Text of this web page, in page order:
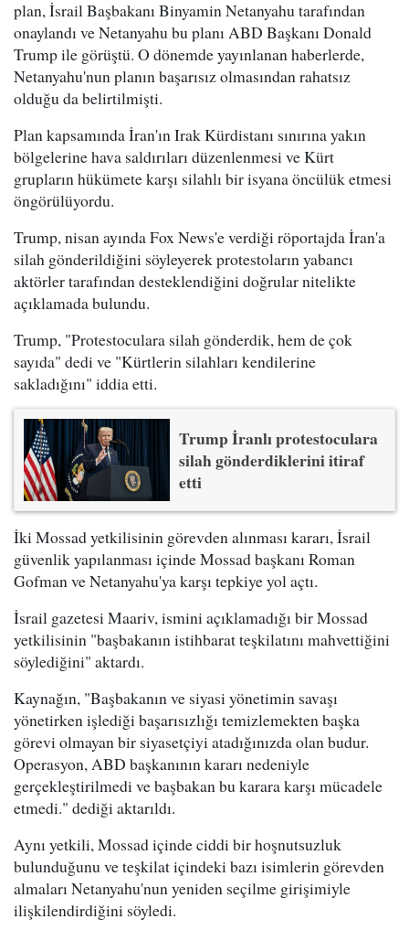
plan, İsrail Başbakanı Binyamin Netanyahu tarafından
onaylandı ve Netanyahu bu planı ABD Başkanı Donald
Trump ile görüştü. O dönemde yayınlanan haberlerde,
Netanyahu'nun planın başarısız olmasından rahatsız
olduğu da belirtilmişti.
Plan kapsamında İran'ın Irak Kürdistanı sınırına yakın
bölgelerine hava saldırıları düzenlenmesi ve Kürt
grupların hükümete karşı silahlı bir isyana öncülük etmesi
öngörülüyordu.
Trump, nisan ayında Fox News'e verdiği röportajda İran'a
silah gönderildiğini söyleyerek protestoların yabancı
aktörler tarafından desteklendiğini doğrular nitelikte
açıklamada bulundu.
Trump, "Protestoculara silah gönderdik, hem de çok
sayıda" dedi ve "Kürtlerin silahları kendilerine
sakladığını" iddia etti.
Trump İranlı protestoculara
silah gönderdiklerini itiraf
etti
İki Mossad yetkilisinin görevden alınması kararı, İsrail
güvenlik yapılanması içinde Mossad başkanı Roman
Gofman ve Netanyahu'ya karşı tepkiye yol açtı.
İsrail gazetesi Maariv, ismini açıklamadığı bir Mossad
yetkilisinin "başbakanın istihbarat teşkilatını mahvettiğini
söylediğini" aktardı.
Kaynağın, "Başbakanın ve siyasi yönetimin savaşı
yönetirken işlediği başarısızlığı temizlemekten başka
görevi olmayan bir siyasetçiyi atadığınızda olan budur.
Operasyon, ABD başkanının kararı nedeniyle
gerçekleştirilmedi ve başbakan bu karara karşı mücadele
etmedi." dediği aktarıldı.
Aynı yetkili, Mossad içinde ciddi bir hoşnutsuzluk
bulunduğunu ve teşkilat içindeki bazı isimlerin görevden
almaları Netanyahu'nun yeniden seçilme girişimiyle
ilişkilendirdiğini söyledi.